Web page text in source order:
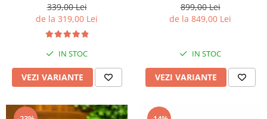
339,00 Lei
de la 319,00 Lei
IN STOC
VEZI VARIANTE
899,00 Lei
de la 849,00 Lei
IN STOC
VEZI VARIANTE